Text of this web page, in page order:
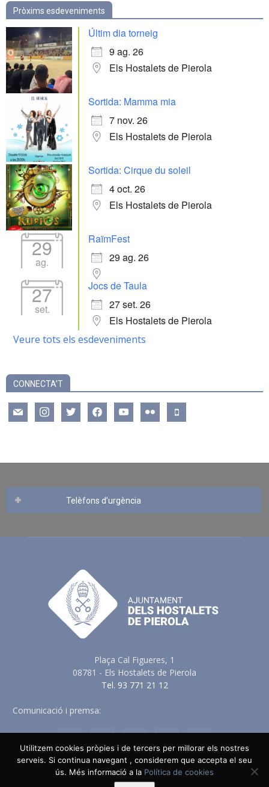
Pròxims esdeveniments
Últim dia torneig
9 ag. 26
Els Hostalets de Pierola
Sortida: Mamma mia
7 nov. 26
Els Hostalets de Pierola
Sortida: Cirque du soleil
4 oct. 26
Els Hostalets de Pierola
29
ag.
RaïmFest
29 ag. 26
27
set.
Jocs de Taula
27 set. 26
Els Hostalets de Pierola
Veure tots els esdeveniments
CONNECTA’T
mail instagramtwitter facebookyoutube flickr mobile
Telèfons d’urgència
Plaça Cal Figueres, 1
08781 - Els Hostalets de Pierola
Tel. 93 771 21 12
Comunicació i premsa:
Avis Legal Política de Privacitat
Política de Cookies
Política en vers a les Xarxes Socials
Utilitzem cookies pròpies i de tercers per millorar els nostres
serveis. Si continua navegant , considerem que accepta el seu
ús. Més informació a la Política de cookies